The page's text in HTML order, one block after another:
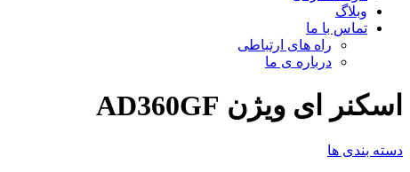
وبلاگ
تماس با ما
راه های ارتباطی
درباره ی ما
اسکنر ای ویژن AD360GF
دسته بندی ها